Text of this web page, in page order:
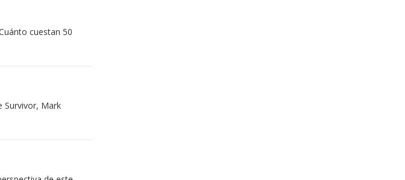
cuestan 50
Survivor, Mark